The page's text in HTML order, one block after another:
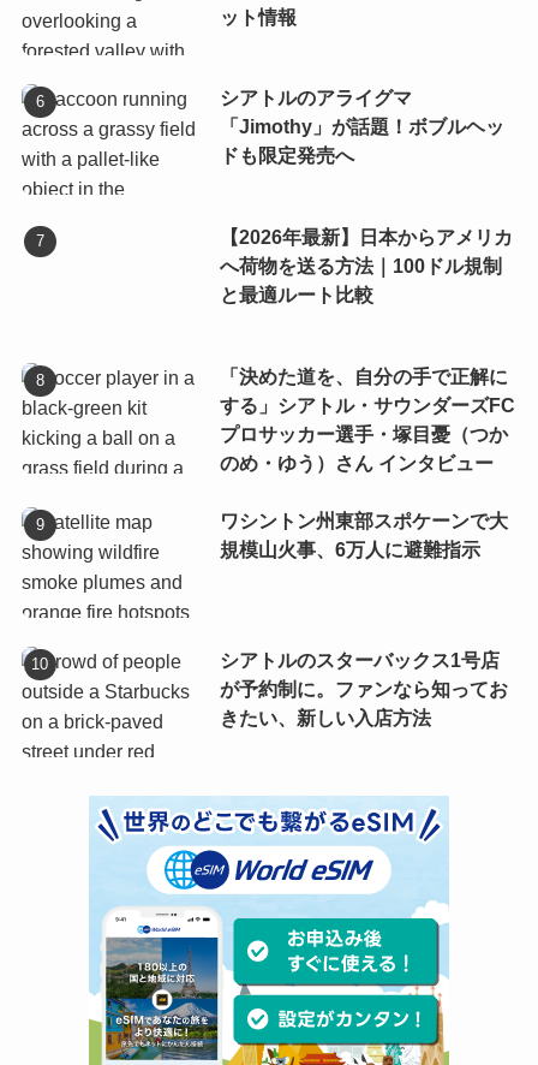
ット情報
シアトルのアライグマ
「Jimothy」が話題！ボブルヘッ
ドも限定発売へ
【2026年最新】日本からアメリカ
へ荷物を送る方法｜100ドル規制
と最適ルート比較
「決めた道を、自分の手で正解に
する」シアトル・サウンダーズFC
プロサッカー選手・塚目憂（つか
のめ・ゆう）さん インタビュー
ワシントン州東部スポケーンで大
規模山火事、6万人に避難指示
シアトルのスターバックス1号店
が予約制に。ファンなら知ってお
きたい、新しい入店方法